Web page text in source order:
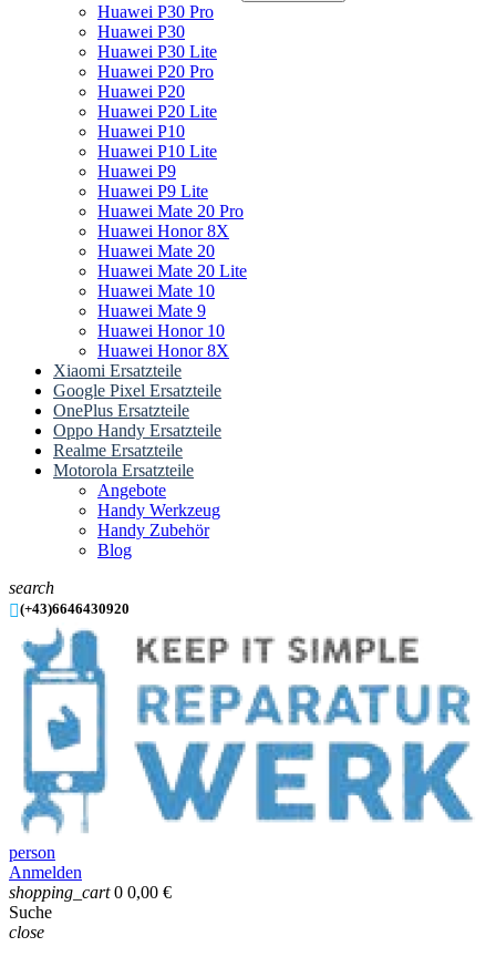
Huawei P30 Pro
Huawei P30
Huawei P30 Lite
Huawei P20 Pro
Huawei P20
Huawei P20 Lite
Huawei P10
Huawei P10 Lite
Huawei P9
Huawei P9 Lite
Huawei Mate 20 Pro
Huawei Honor 8X
Huawei Mate 20
Huawei Mate 20 Lite
Huawei Mate 10
Huawei Mate 9
Huawei Honor 10
Huawei Honor 8X
Xiaomi Ersatzteile
Google Pixel Ersatzteile
OnePlus Ersatzteile
Oppo Handy Ersatzteile
Realme Ersatzteile
Motorola Ersatzteile
Angebote
Handy Werkzeug
Handy Zubehör
Blog
search
(+43)6646430920
person
Anmelden
shopping_cart 0 0,00 €
Suche
close